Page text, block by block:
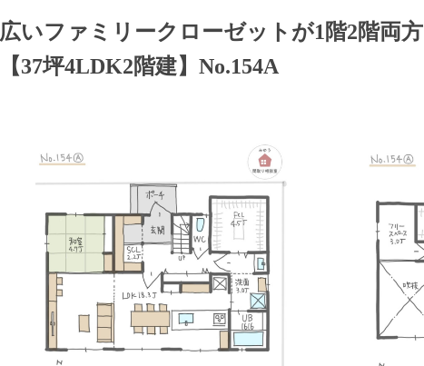
広いファミリークローゼットが1階2階両
【37坪4LDK2階建】No.154A